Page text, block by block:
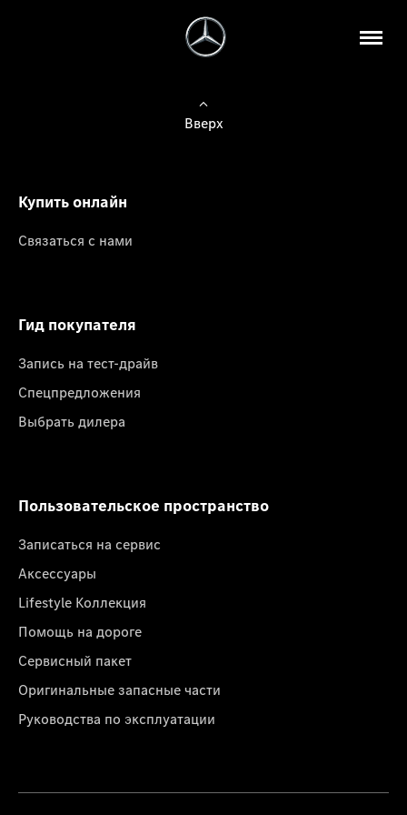
Вверх
Купить онлайн
Связаться с нами
Гид покупателя
Запись на тест-драйв
Спецпредложения
Выбрать дилера
Пользовательское пространство
Записаться на сервис
Аксессуары
Lifestyle Коллекция
Помощь на дороге
Сервисный пакет
Оригинальные запасные части
Руководства по эксплуатации